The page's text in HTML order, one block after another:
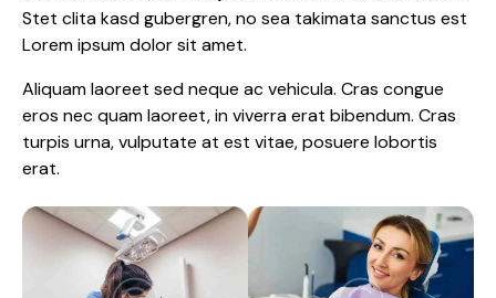
Stet clita kasd gubergren, no sea takimata sanctus est
Lorem ipsum dolor sit amet.
Aliquam laoreet sed neque ac vehicula. Cras congue
eros nec quam laoreet, in viverra erat bibendum. Cras
turpis urna, vulputate at est vitae, posuere lobortis
erat.